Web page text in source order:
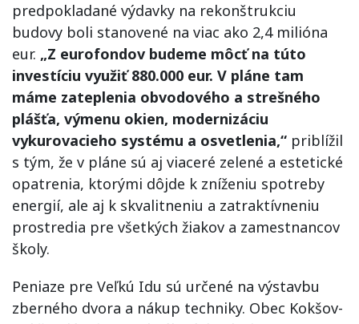
predpokladané výdavky na rekonštrukciu
budovy boli stanovené na viac ako 2,4 milióna
eur. „Z eurofondov budeme môcť na túto
investíciu využiť 880.000 eur. V pláne tam
máme zateplenia obvodového a strešného
plášťa, výmenu okien, modernizáciu
vykurovacieho systému a osvetlenia,“ priblížil
s tým, že v pláne sú aj viaceré zelené a estetické
opatrenia, ktorými dôjde k zníženiu spotreby
energií, ale aj k skvalitneniu a zatraktívneniu
prostredia pre všetkých žiakov a zamestnancov
školy.
Peniaze pre Veľkú Idu sú určené na výstavbu
zberného dvora a nákup techniky. Obec Kokšov-